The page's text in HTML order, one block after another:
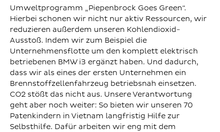
Umweltprogramm „Piepenbrock Goes Green“.
Hierbei schonen wir nicht nur aktiv Ressourcen, wir
reduzieren außerdem unseren Kohlendioxid-
Ausstoß. Indem wir zum Beispiel die
Unternehmensflotte um den komplett elektrisch
betriebenen BMW i3 ergänzt haben. Und dadurch,
dass wir als eines der ersten Unternehmen ein
Brennstoffzellenfahrzeug betriebsnah einsetzen.
CO2 stößt das nicht aus. Unsere Verantwortung
geht aber noch weiter: So bieten wir unseren 70
Patenkindern in Vietnam langfristig Hilfe zur
Selbsthilfe. Dafür arbeiten wir eng mit dem